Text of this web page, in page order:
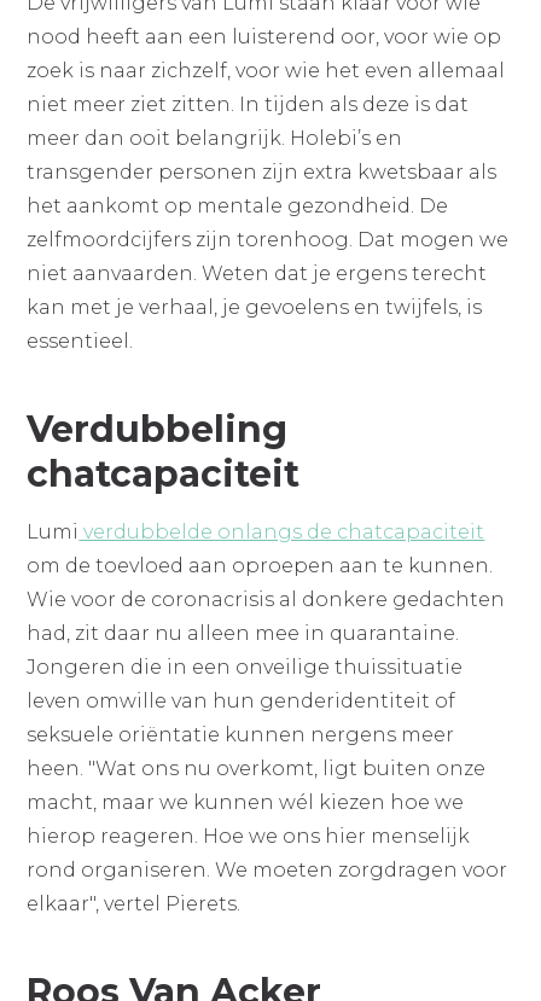
nood heeft aan een luisterend oor, voor wie op
zoek is naar zichzelf, voor wie het even allemaal
niet meer ziet zitten. In tijden als deze is dat
meer dan ooit belangrijk. Holebi’s en
transgender personen zijn extra kwetsbaar als
het aankomt op mentale gezondheid. De
zelfmoordcijfers zijn torenhoog. Dat mogen we
niet aanvaarden. Weten dat je ergens terecht
kan met je verhaal, je gevoelens en twijfels, is
essentieel.
Verdubbeling
chatcapaciteit
Lumi verdubbelde onlangs de chatcapaciteit
om de toevloed aan oproepen aan te kunnen.
Wie voor de coronacrisis al donkere gedachten
had, zit daar nu alleen mee in quarantaine.
Jongeren die in een onveilige thuissituatie
leven omwille van hun genderidentiteit of
seksuele oriëntatie kunnen nergens meer
heen. "Wat ons nu overkomt, ligt buiten onze
macht, maar we kunnen wél kiezen hoe we
hierop reageren. Hoe we ons hier menselijk
rond organiseren. We moeten zorgdragen voor
elkaar", vertel Pierets.
Roos Van Acker